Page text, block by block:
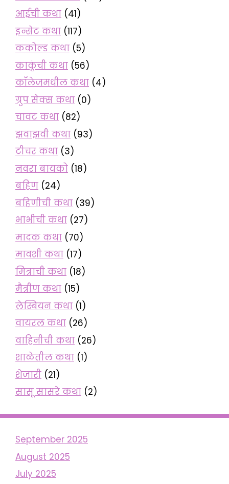
आईची कथा (41)
इन्सेट कथा (117)
ककोल्ड कथा (5)
काकूंची कथा (56)
कॉलेजमधील कथा (4)
ग्रुप सेक्स कथा (0)
चावट कथा (82)
झवाझवी कथा (93)
टीचर कथा (3)
नवरा बायको (18)
बहिण (24)
बहिणीची कथा (39)
भाभीची कथा (27)
मादक कथा (70)
मावशी कथा (17)
मित्राची कथा (18)
मैत्रीण कथा (15)
लेस्बियन कथा (1)
वायरल कथा (26)
वाहिनीची कथा (26)
शाळेतील कथा (1)
शेजारी (21)
सासू सासरे कथा (2)
September 2025
August 2025
July 2025